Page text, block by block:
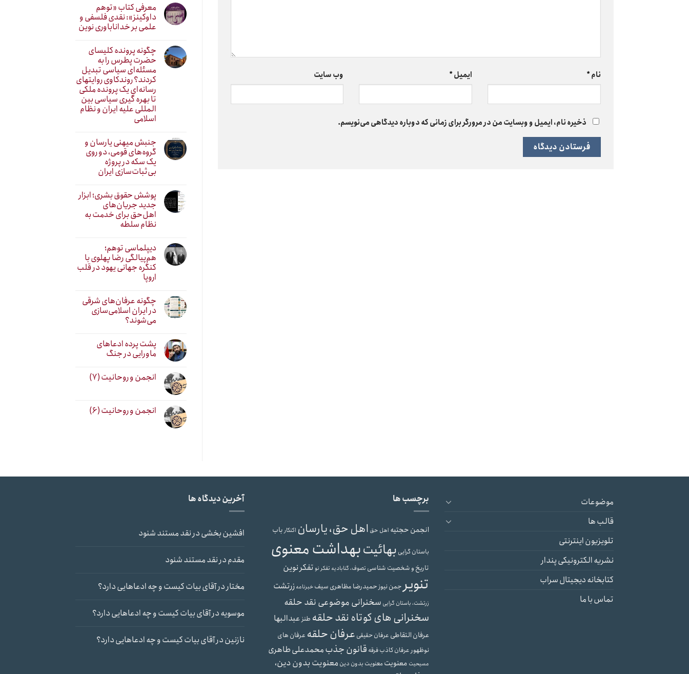
نام* ایمیل* وب‌ سایت
ذخیره نام، ایمیل و وبسایت من در مرورگر برای زمانی که دوباره دیدگاهی می‌نویسم.
معرفی کتاب «توهم
داوکینز»: نقدی فلسفی و
علمی بر خداناباوری نوین
چگونه پرونده کلیسای
حضرت پطرس را به
مسئله‌ای سیاسی تبدیل
کردند؟ روندکاوی روایتهای
رسانه‌ایِ یک پرونده ملکی
تا بهره گیری سیاسی بین
المللی علیه ایران و نظام
اسلامی
جنبش میهنی یارسان و
گروه‌های قومی، دو روی
یک سکه در پروژه
بی‌ثبات‌سازی ایران
پوشش حقوق بشری؛ ابزار
جدید جریان‌های
اهل‌حق برای خدمت به
نظام سلطه
دیپلماسی توهم؛
هم‌پیالگی رضا پهلوی با
کنگره جهانی یهود در قلب
اروپا
چگونه عرفان‌های شرقی
در ایران اسلامی‌سازی
می‌شوند؟
پشت پرده ادعاهای
ماورایی در جنگ
انجمن و روحانیت (۷)
انجمن و روحانیت (۶)
موضوعات
قالب ها
تلویزیون اینترنتی
نشریه الکترونیکی پندار
کتابخانه دیجیتال سراب
تماس با ما
برچسب ها
انجمن حجتیه اهل حق اهل حق، یارسان اکنکارباب
باستان گرایی بهائیتبهداشت معنوی
تاریخ و شخصیت شناسی تصوف، گنابادیه تفکر نوتفکر نوین
تنویر جمن نیوزحمیدرضا مظاهری سیفخبرنامهزرتشت
زرتشت، باستان گرایی سخنرانی موضوعی نقد حلقه
سخنرانی های کوتاه نقد حلقه طنزعبدالبها
عرفان التقاطی عرفان حقیقی عرفان حلقه عرفان های
نوظهورعرفان کاذبفرقه قانون جذبمحمدعلی طاهری
مسیحیت معنویت معنویت بدون دین معنویت بدون دین،
آخرین دیدگاه ها
افشین بخشیدرنقد مستند شنود
مقدمدرنقد مستند شنود
مختاردرآقای بیات کیست و چه ادعاهایی دارد؟
موسویهدرآقای بیات کیست و چه ادعاهایی دارد؟
نازنیندرآقای بیات کیست و چه ادعاهایی دارد؟